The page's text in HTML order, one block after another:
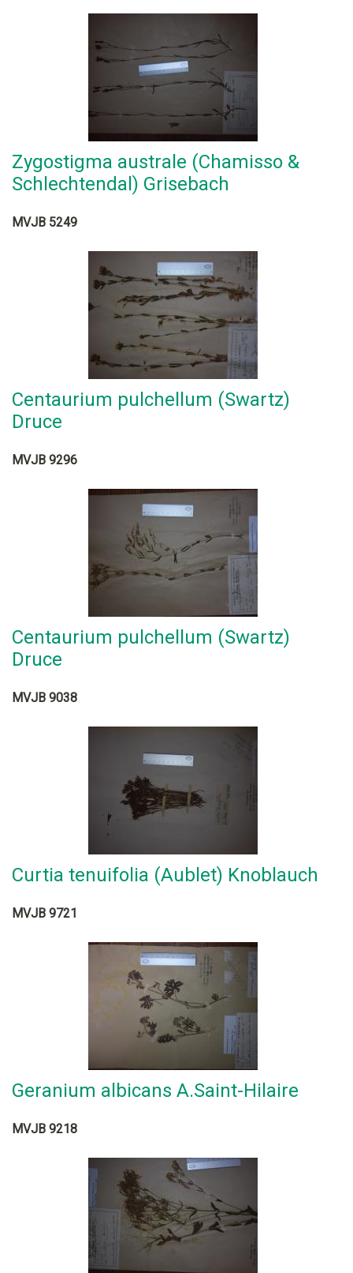
Zygostigma australe (Chamisso &
Schlechtendal) Grisebach
MVJB 5249
Centaurium pulchellum (Swartz)
Druce
MVJB 9296
Centaurium pulchellum (Swartz)
Druce
MVJB 9038
Curtia tenuifolia (Aublet) Knoblauch
MVJB 9721
Geranium albicans A.Saint-Hilaire
MVJB 9218